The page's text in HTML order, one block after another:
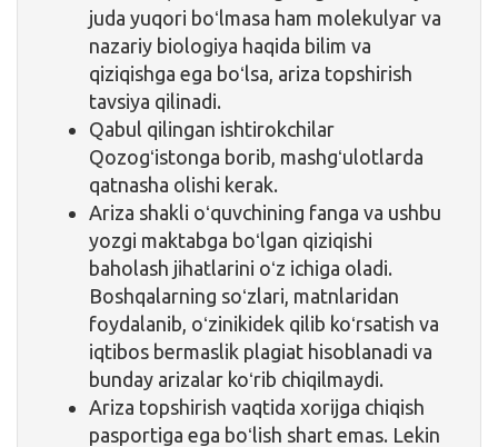
juda yuqori boʻlmasa ham molekulyar va
nazariy biologiya haqida bilim va
qiziqishga ega boʻlsa, ariza topshirish
tavsiya qilinadi.
Qabul qilingan ishtirokchilar
Qozogʻistonga borib, mashgʻulotlarda
qatnasha olishi kerak.
Ariza shakli oʻquvchining fanga va ushbu
yozgi maktabga boʻlgan qiziqishi
baholash jihatlarini oʻz ichiga oladi.
Boshqalarning soʻzlari, matnlaridan
foydalanib, oʻzinikidek qilib koʻrsatish va
iqtibos bermaslik plagiat hisoblanadi va
bunday arizalar koʻrib chiqilmaydi.
Ariza topshirish vaqtida xorijga chiqish
pasportiga ega boʻlish shart emas. Lekin